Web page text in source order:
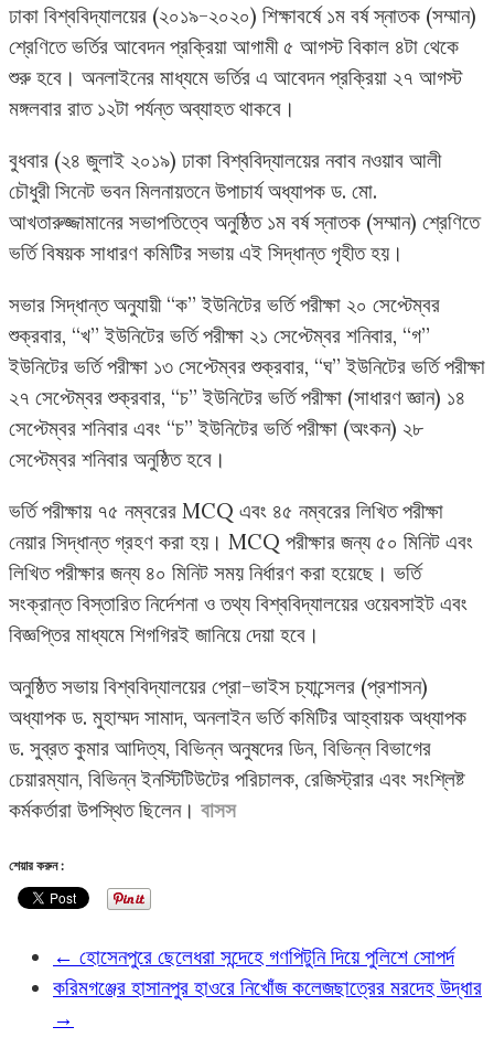
ঢাকা বিশ্ববিদ্যালয়ের (২০১৯-২০২০) শিক্ষাবর্ষে ১ম বর্ষ স্নাতক (সম্মান)
শ্রেণিতে ভর্তির আবেদন প্রক্রিয়া আগামী ৫ আগস্ট বিকাল ৪টা থেকে
শুরু হবে। অনলাইনের মাধ্যমে ভর্তির এ আবেদন প্রক্রিয়া ২৭ আগস্ট
মঙ্গলবার রাত ১২টা পর্যন্ত অব্যাহত থাকবে।
বুধবার (২৪ জুলাই ২০১৯) ঢাকা বিশ্ববিদ্যালয়ের নবাব নওয়াব আলী
চৌধুরী সিনেট ভবন মিলনায়তনে উপাচার্য অধ্যাপক ড. মো.
আখতারুজ্জামানের সভাপতিত্বে অনুষ্ঠিত ১ম বর্ষ স্নাতক (সম্মান) শ্রেণিতে
ভর্তি বিষয়ক সাধারণ কমিটির সভায় এই সিদ্ধান্ত গৃহীত হয়।
সভার সিদ্ধান্ত অনুযায়ী “ক” ইউনিটের ভর্তি পরীক্ষা ২০ সেপ্টেম্বর
শুক্রবার, “খ” ইউনিটের ভর্তি পরীক্ষা ২১ সেপ্টেম্বর শনিবার, “গ”
ইউনিটের ভর্তি পরীক্ষা ১৩ সেপ্টেম্বর শুক্রবার, “ঘ” ইউনিটের ভর্তি পরীক্ষা
২৭ সেপ্টেম্বর শুক্রবার, “চ” ইউনিটের ভর্তি পরীক্ষা (সাধারণ জ্ঞান) ১৪
সেপ্টেম্বর শনিবার এবং “চ” ইউনিটের ভর্তি পরীক্ষা (অংকন) ২৮
সেপ্টেম্বর শনিবার অনুষ্ঠিত হবে।
ভর্তি পরীক্ষায় ৭৫ নম্বরের MCQ এবং ৪৫ নম্বরের লিখিত পরীক্ষা
নেয়ার সিদ্ধান্ত গ্রহণ করা হয়। MCQ পরীক্ষার জন্য ৫০ মিনিট এবং
লিখিত পরীক্ষার জন্য ৪০ মিনিট সময় নির্ধারণ করা হয়েছে। ভর্তি
সংক্রান্ত বিস্তারিত নির্দেশনা ও তথ্য বিশ্ববিদ্যালয়ের ওয়েবসাইট এবং
বিজ্ঞপ্তির মাধ্যমে শিগগিরই জানিয়ে দেয়া হবে।
অনুষ্ঠিত সভায় বিশ্ববিদ্যালয়ের প্রো-ভাইস চ্যান্সেলর (প্রশাসন)
অধ্যাপক ড. মুহাম্মদ সামাদ, অনলাইন ভর্তি কমিটির আহ্বায়ক অধ্যাপক
ড. সুব্রত কুমার আদিত্য, বিভিন্ন অনুষদের ডিন, বিভিন্ন বিভাগের
চেয়ারম্যান, বিভিন্ন ইনস্টিটিউটের পরিচালক, রেজিস্ট্রার এবং সংশ্লিষ্ট
কর্মকর্তারা উপস্থিত ছিলেন। বাসস
শেয়ার করুন :
← হোসেনপুরে ছেলেধরা সন্দেহে গণপিটুনি দিয়ে পুলিশে সোপর্দ
করিমগঞ্জের হাসানপুর হাওরে নিখোঁজ কলেজছাত্রের মরদেহ উদ্ধার
→